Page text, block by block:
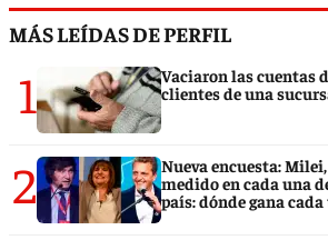
MÁS LEÍDAS DE PERFIL
1
Vaciaron las cuentas
clientes de una
2
Nueva encuesta:
medido en cada una
país: dónde gana